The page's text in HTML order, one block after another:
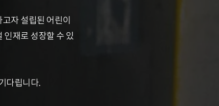
고자 설립된 어린이
인재로 성장할 수 있
다립니다.